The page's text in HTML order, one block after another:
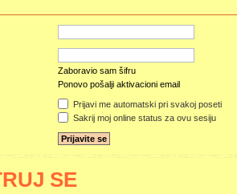
Zaboravio sam šifru
Ponovo pošalji aktivacioni email
Prijavi me automatski pri svakoj poseti
Sakrij moj online status za ovu sesiju
SE